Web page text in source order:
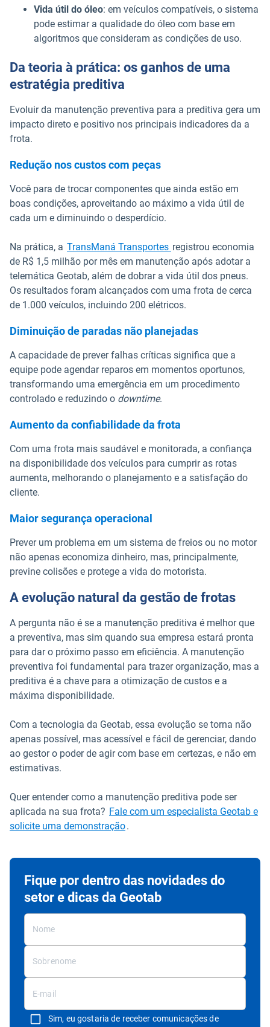
Vida útil do óleo: em veículos compatíveis, o sistema
pode estimar a qualidade do óleo com base em
algoritmos que consideram as condições de uso.
Da teoria à prática: os ganhos de uma
estratégia preditiva
Evoluir da manutenção preventiva para a preditiva gera um
impacto direto e positivo nos principais indicadores da a
frota.
Redução nos custos com peças
Você para de trocar componentes que ainda estão em
boas condições, aproveitando ao máximo a vida útil de
cada um e diminuindo o desperdício.
Na prática, a TransManá Transportes registrou economia
de R$ 1,5 milhão por mês em manutenção após adotar a
telemática Geotab, além de dobrar a vida útil dos pneus.
Os resultados foram alcançados com uma frota de cerca
de 1.000 veículos, incluindo 200 elétricos.
Diminuição de paradas não planejadas
A capacidade de prever falhas críticas significa que a
equipe pode agendar reparos em momentos oportunos,
transformando uma emergência em um procedimento
controlado e reduzindo o downtime.
Aumento da confiabilidade da frota
Com uma frota mais saudável e monitorada, a confiança
na disponibilidade dos veículos para cumprir as rotas
aumenta, melhorando o planejamento e a satisfação do
cliente.
Maior segurança operacional
Prever um problema em um sistema de freios ou no motor
não apenas economiza dinheiro, mas, principalmente,
previne colisões e protege a vida do motorista.
A evolução natural da gestão de frotas
A pergunta não é se a manutenção preditiva é melhor que
a preventiva, mas sim quando sua empresa estará pronta
para dar o próximo passo em eficiência. A manutenção
preventiva foi fundamental para trazer organização, mas a
preditiva é a chave para a otimização de custos e a
máxima disponibilidade.
Com a tecnologia da Geotab, essa evolução se torna não
apenas possível, mas acessível e fácil de gerenciar, dando
ao gestor o poder de agir com base em certezas, e não em
estimativas.
Quer entender como a manutenção preditiva pode ser
aplicada na sua frota? Fale com um especialista Geotab e
solicite uma demonstração.
Fique por dentro das novidades do
setor e dicas da Geotab
Sim, eu gostaria de receber comunicações de